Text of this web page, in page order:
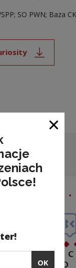
SO PWN; Baza
Note, the link will
OK